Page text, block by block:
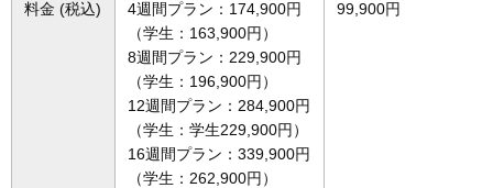
料金 (税込)
4週間プラン：174,900円
（学生：163,900円）
8週間プラン：229,900円
（学生：196,900円）
12週間プラン：284,900円
（学生：学生229,900円）
16週間プラン：339,900円
（学生：262,900円）
99,900円